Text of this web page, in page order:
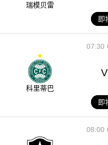
瑞模贝雷
即
07:30
科里蒂巴
V
即
08:00